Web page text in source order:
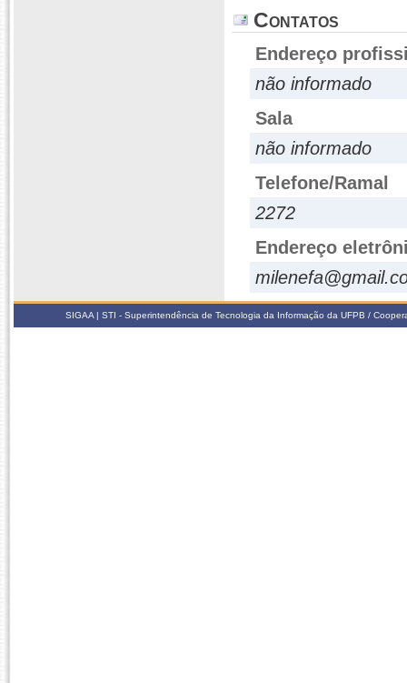
Contatos
Endereço
não informado
Sala
não informado
Telefone/Ramal
2272
Endereço
SIGAA | STI - Superintendência de Tecnologia da Informação da UFPB /